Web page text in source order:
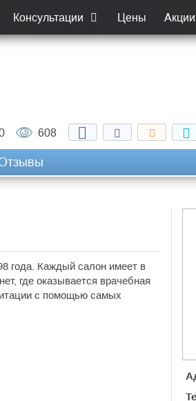
Консультации Цены Акции
608
года. Каждый салон имеет в
где оказывается врачебная
с помощью самых